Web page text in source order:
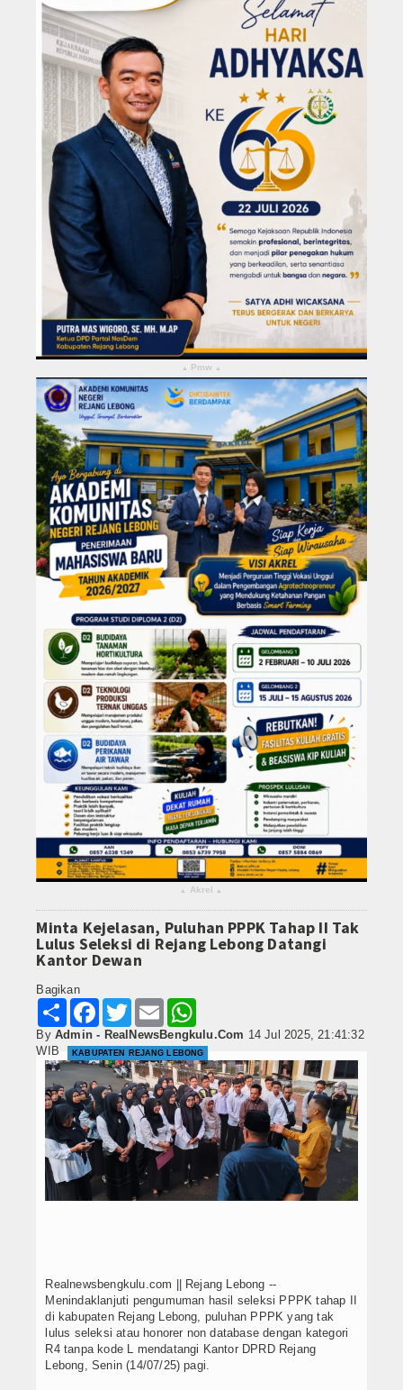
▴ Pmw ▴
▴ Akrel ▴
Minta Kejelasan, Puluhan PPPK Tahap II Tak
Lulus Seleksi di Rejang Lebong Datangi
Kantor Dewan
Bagikan
Share Facebook
Twitter Email
By Admin - RealNewsBengkulu.Com 14 Jul 2025, 21:41:32
WIB
KABUPATEN REJANG LEBONG
Realnewsbengkulu.com || Rejang Lebong --
Menindaklanjuti pengumuman hasil seleksi PPPK tahap II
di kabupaten Rejang Lebong, puluhan PPPK yang tak
lulus seleksi atau honorer non database dengan kategori
R4 tanpa kode L mendatangi Kantor DPRD Rejang
Lebong, Senin (14/07/25) pagi.